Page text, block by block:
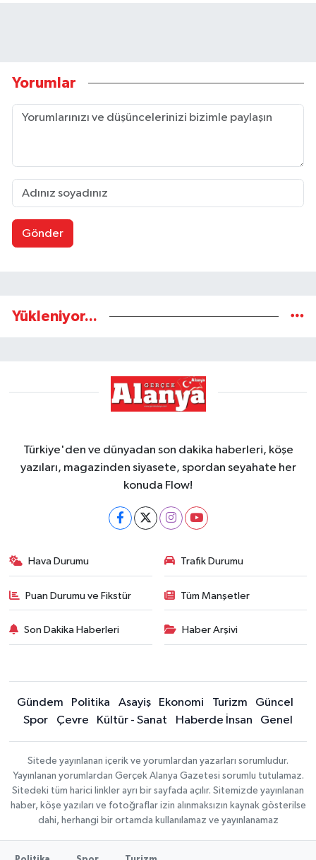
Yorumlar
Gönder
Yükleniyor...
Türkiye'den ve dünyadan son dakika haberleri, köşe
yazıları, magazinden siyasete, spordan seyahate her
konuda Flow!
Hava Durumu Trafik Durumu
Puan Durumu ve Fikstür Tüm Manşetler
Son Dakika Haberleri Haber Arşivi
Gündem Politika Asayiş Ekonomi Turizm
Güncel
Spor
Çevre Kültür - Sanat Haberde İnsan Genel
Sitede yayınlanan içerik ve yorumlardan yazarları sorumludur.
Yayınlanan yorumlardan Gerçek Alanya Gazetesi sorumlu tutulamaz.
Sitedeki tüm harici linkler ayrı bir sayfada açılır. Sitemizde yayınlanan
haber, köşe yazıları ve fotoğraflar izin alınmaksızın kaynak gösterilse
dahi, herhangi bir ortamda kullanılamaz ve yayınlanamaz